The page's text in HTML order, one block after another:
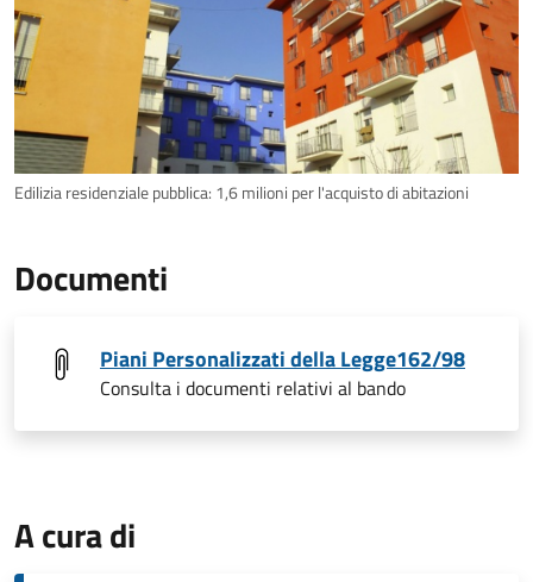
Edilizia residenziale pubblica: 1,6 milioni per l'acquisto di abitazioni
Documenti
Piani Personalizzati della Legge162/98
Consulta i documenti relativi al bando
A cura di